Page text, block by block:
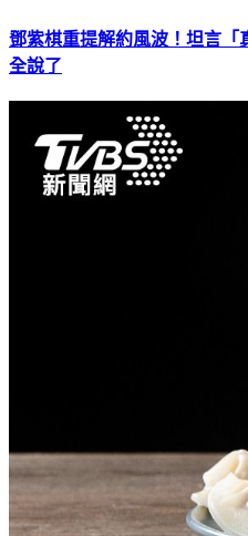
鄧紫棋重提解約風波！坦言
全說了